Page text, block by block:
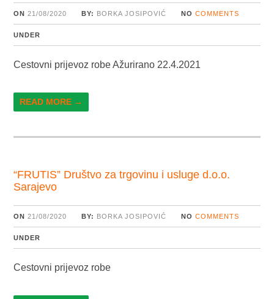
ON 21/08/2020 BY: BORKA JOSIPOVIĆ NO COMMENTS
UNDER
Cestovni prijevoz robe Ažurirano 22.4.2021
READ MORE →
“FRUTIS” Društvo za trgovinu i usluge d.o.o.
Sarajevo
ON 21/08/2020 BY: BORKA JOSIPOVIĆ NO COMMENTS
UNDER
Cestovni prijevoz robe